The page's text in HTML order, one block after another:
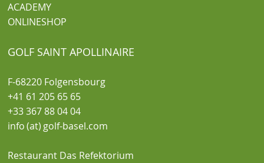
ACADEMY
ONLINESHOP
GOLF SAINT APOLLINAIRE
F-68220 Folgensbourg
+41 61 205 65 65
+33 367 88 04 04
info (at) golf-basel.com
Restaurant Das Refektorium